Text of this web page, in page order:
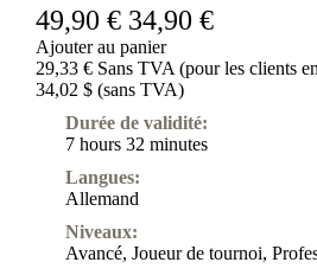
49,90 € 34,90 €
Ajouter au panier
29,33 € Sans TVA (pour les clients
34,02 $ (sans TVA)
Durée de validité:
7 hours 32 minutes
Langues:
Allemand
Niveaux:
Avancé, Joueur de tournoi,